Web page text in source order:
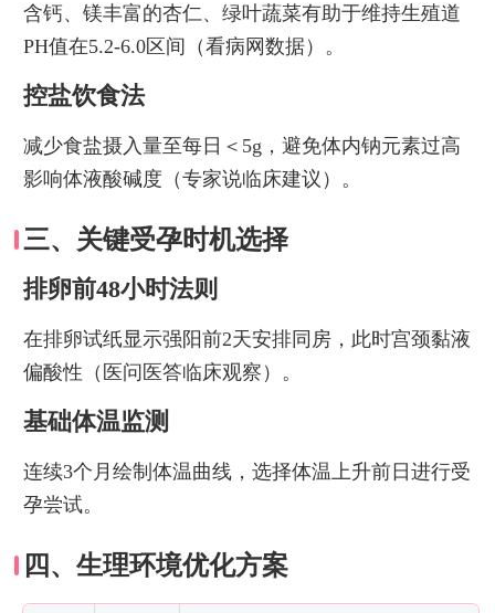
含钙、镁丰富的杏仁、绿叶蔬菜有助于维持生殖道
PH值在5.2-6.0区间（看病网数据）。
控盐饮食法
减少食盐摄入量至每日＜5g，避免体内钠元素过高
影响体液酸碱度（专家说临床建议）。
三、关键受孕时机选择
排卵前48小时法则
在排卵试纸显示强阳前2天安排同房，此时宫颈黏液
偏酸性（医问医答临床观察）。
基础体温监测
连续3个月绘制体温曲线，选择体温上升前日进行受
孕尝试。
四、生理环境优化方案